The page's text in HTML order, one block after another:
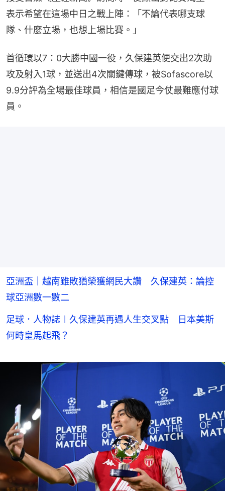
表示希望在這場中日之戰上陣：「不論代表哪支球
隊、什麼立場，也想上場比賽。」
首循環以7：0大勝中國一役，久保建英便交出2次助
攻及射入1球，並送出4次關鍵傳球，被Sofascore以
9.9分評為全場最佳球員，相信是國足今仗最難應付球
員。
亞洲盃｜越南雖敗猶榮獲網民大讚 久保建英：論控
球亞洲數一數二
足球．人物誌︱久保建英再遇人生交叉點 日本美斯
何時皇馬起飛？